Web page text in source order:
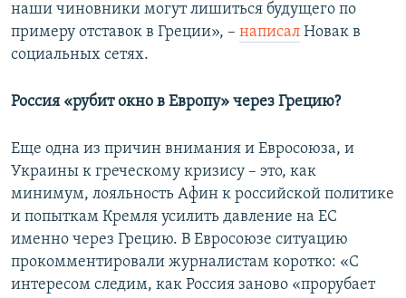
наши чиновники могут лишиться будущего по
примеру отставок в Греции», – написал Новак в
социальных сетях.
Россия «рубит окно в Европу» через Грецию?
Еще одна из причин внимания и Евросоюза, и
Украины к греческому кризису – это, как
минимум, лояльность Афин к российской политике
и попыткам Кремля усилить давление на ЕС
именно через Грецию. В Евросоюзе ситуацию
прокомментировали журналистам коротко: «С
интересом следим, как Россия заново «прорубает